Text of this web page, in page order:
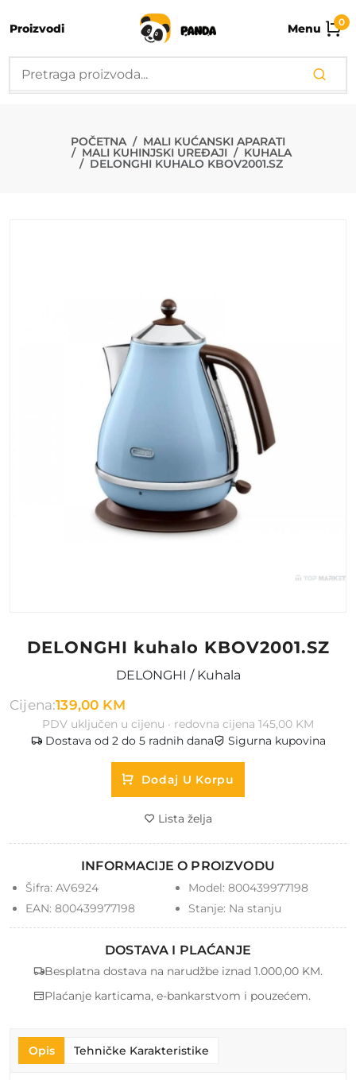
Proizvodi Menu 0
DELONGHI
POČETNA MALI KUĆANSKI APARATI
MALI KUHINJSKI UREĐAJI KUHALA
DELONGHI KUHALO KBOV2001.SZ
DELONGHI kuhalo KBOV2001.SZ
DELONGHI / Kuhala
Cijena:139,00 KM
PDV uključen u cijenu · redovna cijena 145,00 KM
Dostava od 2 do 5 radnih dana
Sigurna kupovina
Dodaj U Korpu
Lista želja
INFORMACIJE O PROIZVODU
Šifra: AV6924 Model: 800439977198
EAN: 800439977198 Stanje: Na stanju
DOSTAVA I PLAĆANJE
Besplatna dostava na narudžbe iznad 1.000,00 KM.
Plaćanje karticama, e-bankarstvom i pouzećem.
Opis Tehničke Karakteristike